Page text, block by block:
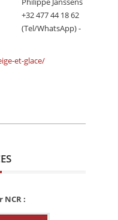
+32 477 44 18 62
(Tel/WhatsApp) -
et-glace/
NCR :